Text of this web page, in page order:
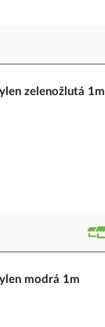
zelenožlutá 1m
modrá 1m